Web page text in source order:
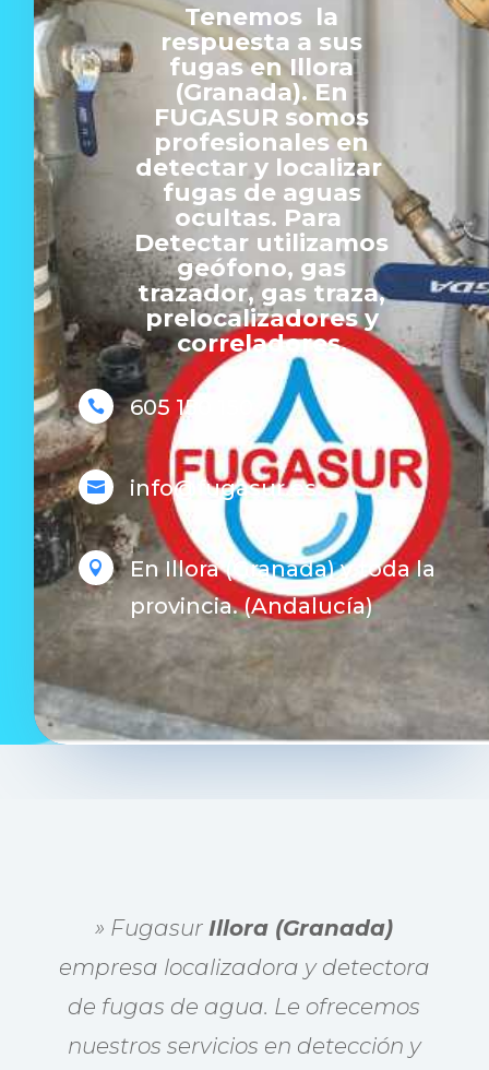
Tenemos la
respuesta a sus
fugas en Illora
(Granada). En
FUGASUR somos
profesionales en
detectar y localizar
fugas de aguas
ocultas. Para
Detectar utilizamos
geófono, gas
trazador, gas traza,
prelocalizadores y
correladores.
 605 150 150
 info@fugasur.es

En Illora (Granada) y toda la
provincia. (Andalucía)
» FugasurIllora (Granada)
empresa localizadora y detectora
de fugas de agua. Le ofrecemos
nuestros servicios en detección y